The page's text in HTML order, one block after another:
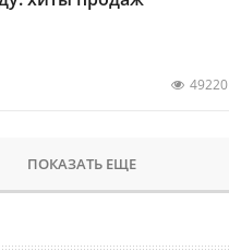
49220
ПОКАЗАТЬ ЕЩЕ